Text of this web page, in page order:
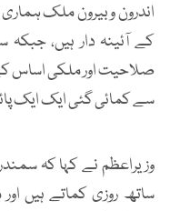
اندرون و بیرون ملک
کے آئینہ دار ہیں،
صلاحیت اور ملکی اساس
سے کمائی گئی ایک ایک
وزیراعظم نے کہا کہ
ساتھ روزی کماتے ہیں